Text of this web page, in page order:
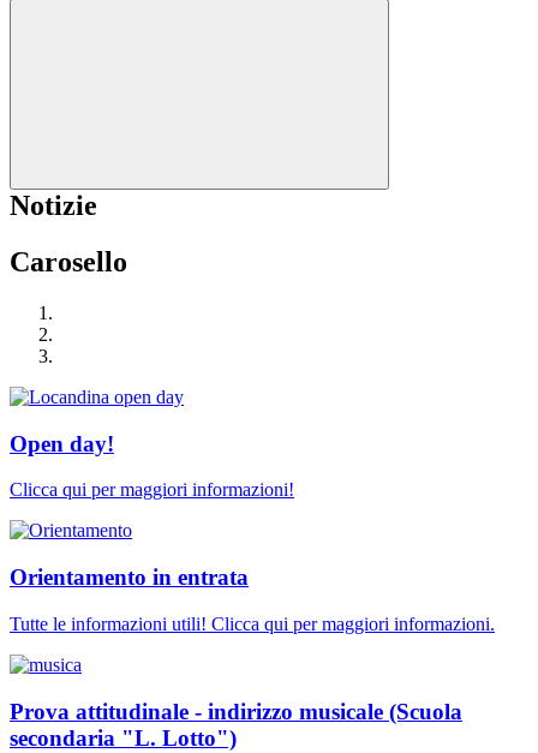
Notizie
Carosello
Open day!
Clicca qui per maggiori informazioni!
Orientamento in entrata
Tutte le informazioni utili! Clicca qui per maggiori informazioni.
Prova attitudinale - indirizzo musicale (Scuola
secondaria "L. Lotto")